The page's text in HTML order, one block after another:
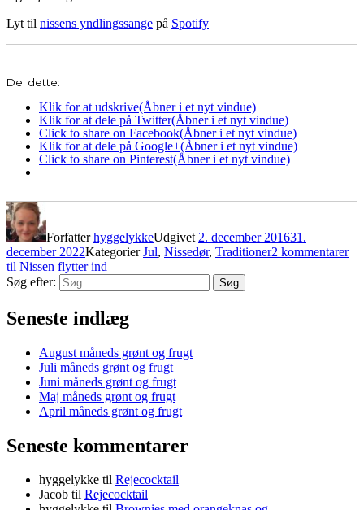
Lyt til nissens yndlingssange på Spotify
Del dette:
Klik for at udskrive(Åbner i et nyt vindue)
Klik for at dele på Twitter(Åbner i et nyt vindue)
Click to share on Facebook(Åbner i et nyt vindue)
Klik for at dele på Google+(Åbner i et nyt vindue)
Click to share on Pinterest(Åbner i et nyt vindue)
ForfatterhyggelykkeUdgivet 2. december 201631.
december 2022KategorierJul, Nissedør, Traditioner2 kommentarer
til Nissen flytter ind
Søg efter:
Søg
Seneste indlæg
August måneds grønt og frugt
Juli måneds grønt og frugt
Juni måneds grønt og frugt
Maj måneds grønt og frugt
April måneds grønt og frugt
Seneste kommentarer
hyggelykke til Rejecocktail
Jacob til Rejecocktail